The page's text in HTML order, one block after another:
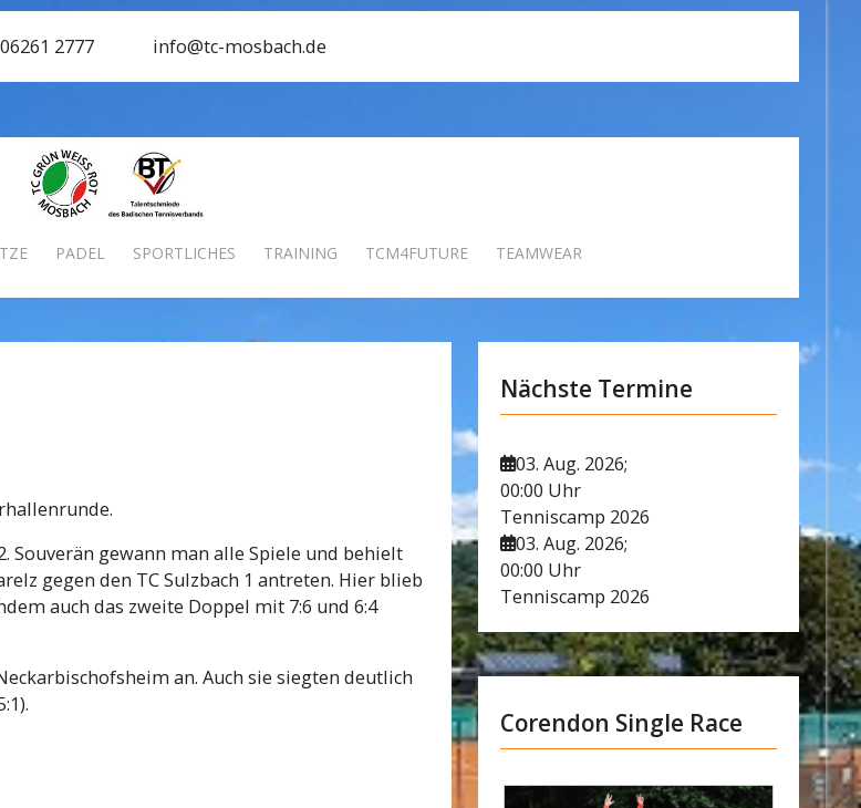
06261 2777 info@tc-mosbach.de
PADEL SPORTLICHES TRAINING TCM4FUTURE TEAMWEAR
Souverän gewann man alle Spiele und behielt
gegen den TC Sulzbach 1 antreten. Hier blieb
auch das zweite Doppel mit 7:6 und 6:4
an. Auch sie siegten deutlich
Nächste Termine
03. Aug. 2026;
00:00 Uhr
Tenniscamp 2026
03. Aug. 2026;
00:00 Uhr
Tenniscamp 2026
Corendon Single Race